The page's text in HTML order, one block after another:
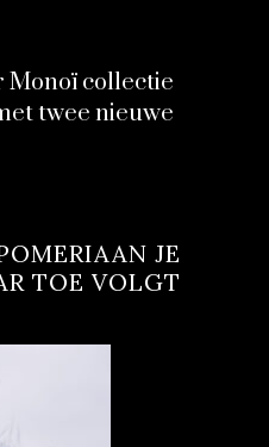
Monoï collectie
twee nieuwe
JE
TOE VOLGT